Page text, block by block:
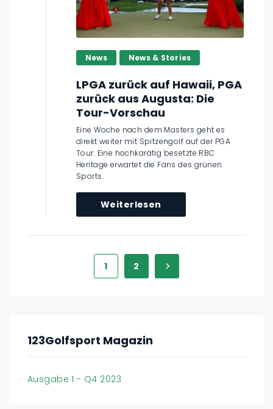
News News & Stories
LPGA zurück auf Hawaii, PGA
zurück aus Augusta: Die
Tour-Vorschau
Eine Woche nach dem Masters geht es
direkt weiter mit Spitzengolf auf der PGA
Tour. Eine hochkarätig besetzte RBC
Heritage erwartet die Fans des grünen
Sports.
Weiterlesen
1 2
123Golfsport Magazin
Ausgabe 1 - Q4 2023